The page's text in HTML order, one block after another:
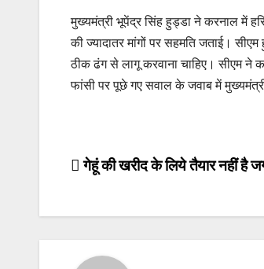
मुख्यमंत्री भूपेंद्र सिंह हुड्डा ने करनाल में
की ज्यादातर मांगों पर सहमति जताई।
ठीक ढंग से लागू करवाना चाहिए। सीएम ने
फांसी पर पूछे गए सवाल के जवाब में
Post
गेहूं की खरीद के लिये तैयार नहीं है